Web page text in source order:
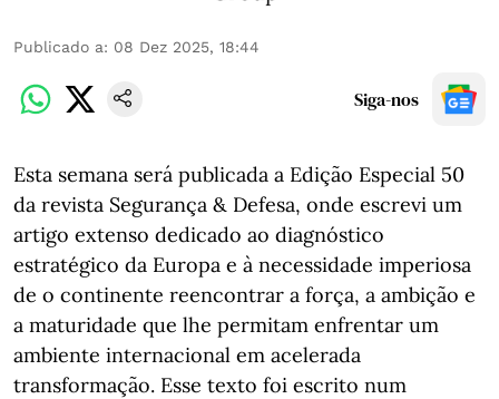
Publicado a: 08 Dez 2025, 18:44
Siga-nos
Esta semana será publicada a Edição Especial 50
da revista Segurança & Defesa, onde escrevi um
artigo extenso dedicado ao diagnóstico
estratégico da Europa e à necessidade imperiosa
de o continente reencontrar a força, a ambição e
a maturidade que lhe permitam enfrentar um
ambiente internacional em acelerada
transformação. Esse texto foi escrito num